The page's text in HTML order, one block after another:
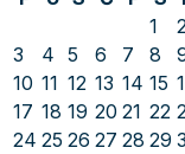
1
3
4 5 6 7 8
10 11 12 13 14 15
17 18 19 20 21 22
24 25 26 27 28 29